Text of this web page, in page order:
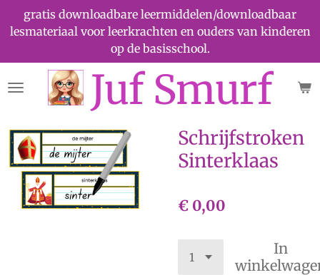
direct
de
hoofdinhoud
Juf Smurf
gratis downloadbare leermiddelen/downloadbaar
lesmateriaal voor leerkrachten en ouders van kinderen
op de basisschool.
Schrijfstroken
Sinterklaas
€ 0,00
In